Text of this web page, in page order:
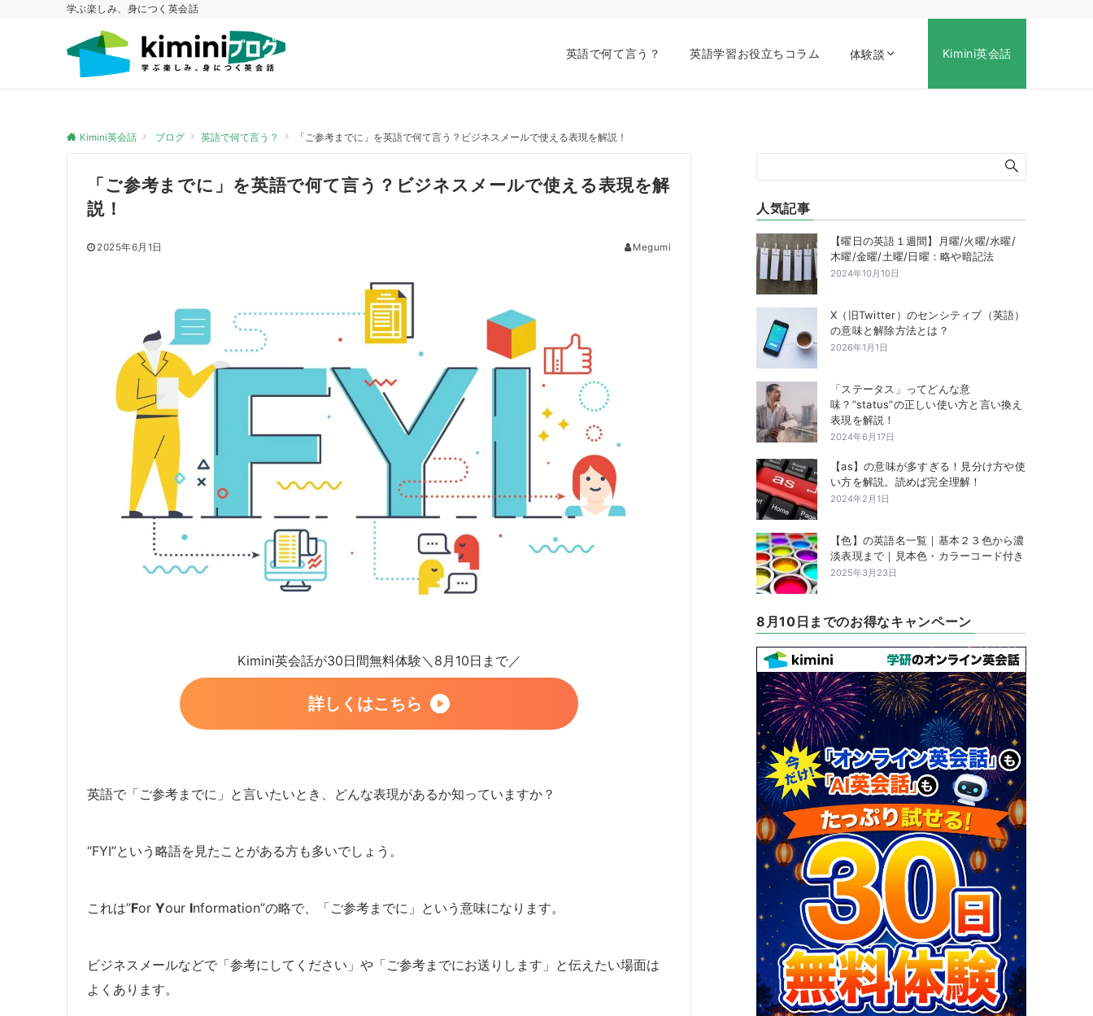
学ぶ楽しみ、身につく英会話
英語で何て言う？ 英語学習お役立ちコラム 体験談 Kimini英会話
Kimini英会話 ブログ 英語で何て言う？ 「ご参考までに」を英語で何て言う？ビジネスメールで使える表現を解説！
「ご参考までに」を英語で何て言う？ビジネスメールで使える表現を解
説！
2025年6月1日 Megumi
Kimini英会話が30日間無料体験＼8月10日まで／
詳しくはこちら
英語で「ご参考までに」と言いたいとき、どんな表現があるか知っていますか？
“FYI”という略語を見たことがある方も多いでしょう。
これは”For Your Information”の略で、「ご参考までに」という意味になります。
ビジネスメールなどで「参考にしてください」や「ご参考までにお送りします」と伝えたい場面は
よくあります。
人気記事
【曜日の英語１週間】月曜/火曜/水曜/
木曜/金曜/土曜/日曜：略や暗記法
2024年10月10日
X（旧Twitter）のセンシティブ（英語）
の意味と解除方法とは？
2026年1月1日
「ステータス」ってどんな意
味？”status”の正しい使い方と言い換え
表現を解説！
2024年6月17日
【as】の意味が多すぎる！見分け方や使
い方を解説。読めば完全理解！
2024年2月1日
【色】の英語名一覧｜基本２３色から濃
淡表現まで｜見本色・カラーコード付き
2025年3月23日
8月10日までのお得なキャンペーン